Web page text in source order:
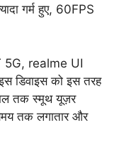
गर्म हुए, 60FPS
5G, realme UI
डिवाइस को इस तरह
तक स्मूथ यूज़र
तक लगातार और